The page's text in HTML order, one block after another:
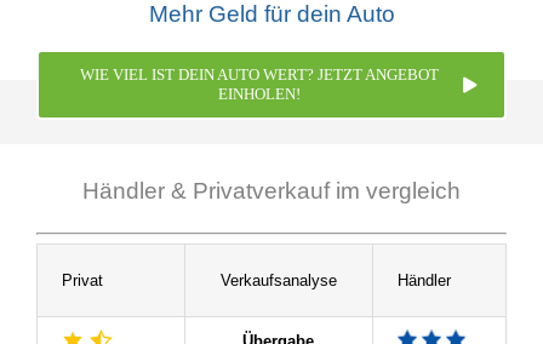
Mehr Geld für dein Auto
WIE VIEL IST DEIN AUTO WERT? JETZT ANGEBOT
EINHOLEN!
Händler & Privatverkauf im vergleich
Privat Verkaufsanalyse Händler